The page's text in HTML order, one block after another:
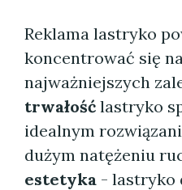
Reklama lastryko
koncentrować się
najważniejszych
trwałość lastryko
idealnym
dużym natężeniu
estetyka - lastryko